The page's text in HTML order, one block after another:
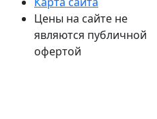
Цены на сайте не
являются публичной
офертой